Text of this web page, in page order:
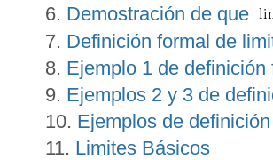
Demostración de que
Definición formal de
Ejemplo 1 de definición
Ejemplos 2 y 3 de
Ejemplos de
Limites Básicos